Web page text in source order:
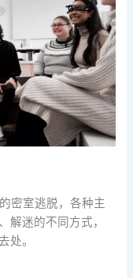
密室逃脱，各种主
解迷的不同方式，
处。